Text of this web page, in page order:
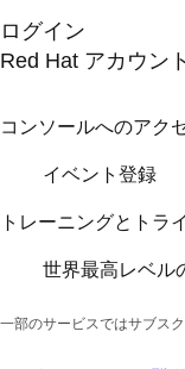
ログイン
Red Hat アカウン
コンソールへのアク
イベント登録
トレーニングとトラ
世界最高レベル
一部のサービスではサブス